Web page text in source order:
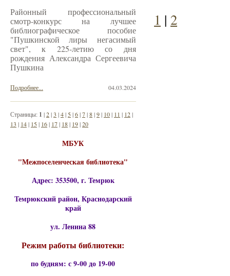
1 | 2
Районный профессиональный
смотр-конкурс на лучшее
библиографическое пособие
"Пушкинской лиры негасимый
свет", к 225-летию со дня
рождения Александра Сергеевича
Пушкина
04.03.2024
Подробнее...
Страницы: 1 |2|3 |4| 5|6|7|8|9| 10| 11 | 12|
13 | 14| 15| 16| 17| 18| 19|20
МБУК
"Межпоселенческая библиотека"
Адрес: 353500, г. Темрюк
Темрюкский район, Краснодарский
край
ул. Ленина 88
Режим работы библиотеки:
по будням: с 9-00 до 19-00